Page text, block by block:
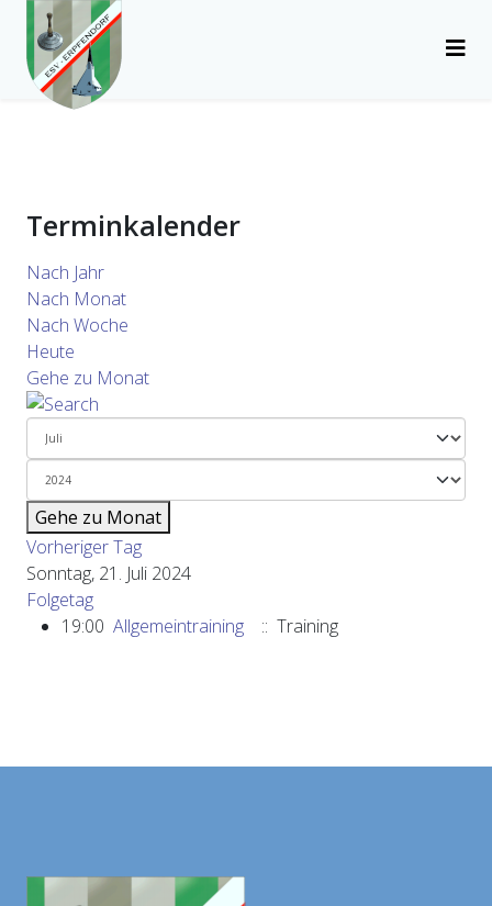
Terminkalender
Nach Jahr
Nach Monat
Nach Woche
Heute
Gehe zu Monat
Gehe zu Monat
Vorheriger Tag
Sonntag, 21. Juli 2024
Folgetag
19:00 Allgemeintraining :: Training